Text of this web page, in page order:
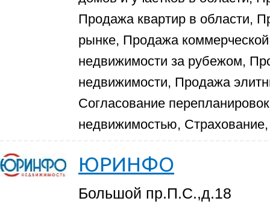
Продажа квартир в области,
рынке, Продажа
недвижимости за рубежом,
недвижимости, Продажа
Согласование
недвижимостью,
ЮРИНФО
Большой пр.П.С.,д.18